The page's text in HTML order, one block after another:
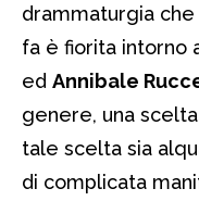
drammaturgia
fa è fiorita intorno
ed Annibale
genere, una
tale scelta sia
di complicata